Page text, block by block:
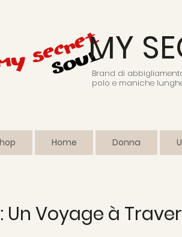
MY
Brand di
polo e maniche
Home Donna
Un Voyage à